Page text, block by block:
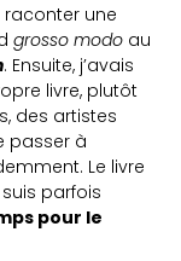
raconter une
grosso modo au
. Ensuite, j’avais
livre, plutôt
des artistes
passer à
Le livre
parfois
pour le